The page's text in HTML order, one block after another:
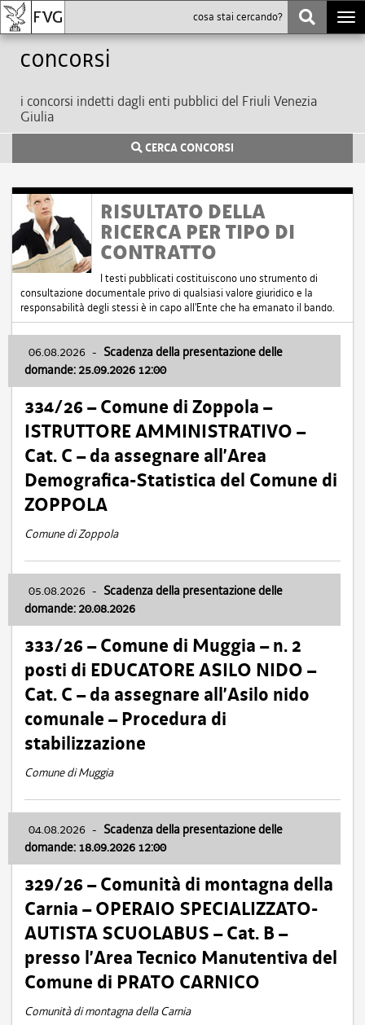
Concorsi
i concorsi indetti dagli enti pubblici del Friuli Venezia
Giulia
CERCA CONCORSI
RISULTATO DELLA
RICERCA PER TIPO DI
CONTRATTO
I testi pubblicati costituiscono uno strumento di
consultazione documentale privo di qualsiasi valore giuridico e la
responsabilità degli stessi è in capo all'Ente che ha emanato il bando.
06.08.2026 - Scadenza della presentazione delle
domande: 25.09.2026 12:00
334/26 – Comune di Zoppola –
ISTRUTTORE AMMINISTRATIVO –
Cat. C – da assegnare all’Area
Demografica-Statistica del Comune di
ZOPPOLA
Comune di Zoppola
05.08.2026 - Scadenza della presentazione delle
domande: 20.08.2026
333/26 – Comune di Muggia – n. 2
posti di EDUCATORE ASILO NIDO –
Cat. C – da assegnare all’Asilo nido
comunale – Procedura di
stabilizzazione
Comune di Muggia
04.08.2026 - Scadenza della presentazione delle
domande: 18.09.2026 12:00
329/26 – Comunità di montagna della
Carnia – OPERAIO SPECIALIZZATO-
AUTISTA SCUOLABUS – Cat. B –
presso l’Area Tecnico Manutentiva del
Comune di PRATO CARNICO
Comunità di montagna della Carnia